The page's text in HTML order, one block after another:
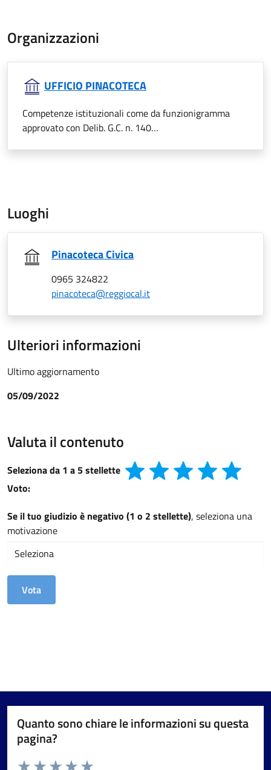
Organizzazioni
UFFICIO PINACOTECA
Competenze istituzionali come da funzionigramma
approvato con Delib. G.C. n. 140…
Luoghi
Pinacoteca Civica
0965 324822
pinacoteca@reggiocal.it
Ulteriori informazioni
Ultimo aggiornamento
05/09/2022
Valuta il contenuto
Seleziona da 1 a 5 stellette
Voto:
Se il tuo giudizio è negativo (1 o 2 stellette), seleziona una
motivazione
Quanto sono chiare le informazioni su questa
pagina?
Valuta da 1 a 5 stelle la pagina